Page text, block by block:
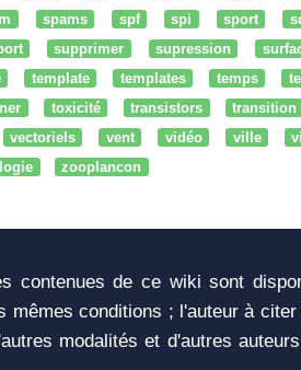
spams spf spi sport
supprimer supression
template templates temps
toxicité transistors transition
vectoriels vent vidéo ville
zooplancon
contenues de ce wiki sont
mêmes conditions ; l'auteur à
modalités et d'autres